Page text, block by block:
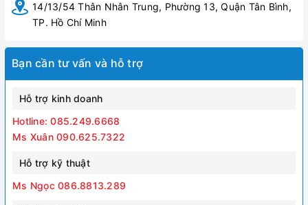
14/13/54 Thân Nhân Trung, Phường 13, Quận Tân Bình,
TP. Hồ Chí Minh
Bạn cần tư vấn và hỗ trợ
Hỗ trợ kinh doanh
Hotline: 085.249.6668
Ms Xuân 090.625.7322
Hỗ trợ kỹ thuật
Ms Ngọc 086.8813.289